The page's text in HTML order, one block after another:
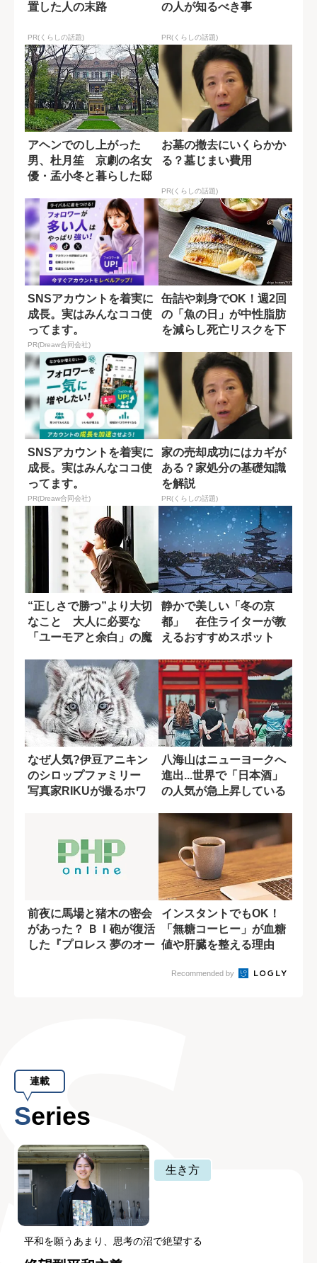
置した人の末路
PR(くらしの話題)
の人が知るべき事
PR(くらしの話題)
アヘンでのし上がった
男、杜月笙 京劇の名女
優・孟小冬と暮らした邸
お墓の撤去にいくらかか
る？墓じまい費用
PR(くらしの話題)
SNSアカウントを着実に
成長。実はみんなココ使
ってます。
PR(Dreaw合同会社)
缶詰や刺身でOK！週2回
の「魚の日」が中性脂肪
を減らし死亡リスクを下
SNSアカウントを着実に
成長。実はみんなココ使
ってます。
PR(Dreaw合同会社)
家の売却成功にはカギが
ある？家処分の基礎知識
を解説
PR(くらしの話題)
“正しさで勝つ”より大切
なこと 大人に必要な
「ユーモアと余白」の魔
静かで美しい「冬の京
都」 在住ライターが教
えるおすすめスポット
なぜ人気?伊豆アニキン
のシロップファミリー
写真家RIKUが撮るホワ
八海山はニューヨークへ
進出...世界で「日本酒」
の人気が急上昇している
前夜に馬場と猪木の密会
があった？ ＢＩ砲が復活
した『プロレス 夢のオー
インスタントでもOK！
「無糖コーヒー」が血糖
値や肝臓を整える理由
Recommended by
連載
Series
生き方
平和を願うあまり、思考の沼で絶望する